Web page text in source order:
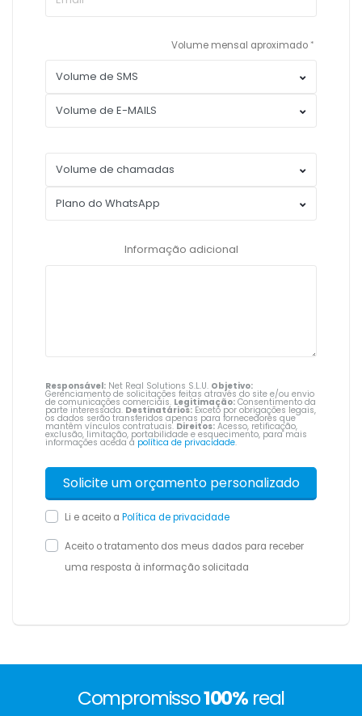
Volume mensal aproximado
Informação adicional
Responsável: Net Real Solutions S.L.U. Objetivo:
Gerenciamento de solicitações feitas através do site e/ou envio
de comunicações comerciais. Legitimação: Consentimento da
parte interessada. Destinatários: Exceto por obrigações legais,
os dados serão transferidos apenas para fornecedores que
mantêm vínculos contratuais. Direitos: Acesso, retificação,
exclusão, limitação, portabilidade e esquecimento, para mais
informações aceda à política de privacidade.
Li e aceito a Política de privacidade
Aceito o tratamento dos meus dados para receber
uma resposta à informação solicitada
Compromisso100% real